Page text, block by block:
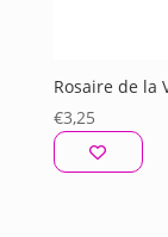
Rosaire de la
€3,25